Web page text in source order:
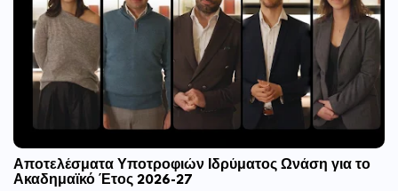
Αποτελέσματα Υποτροφιών Ιδρύματος Ωνάση για το
Ακαδημαϊκό Έτος 2026-27